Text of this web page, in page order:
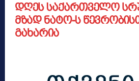
დღეს საქართველო
მზად ნატო-ს
გახარია